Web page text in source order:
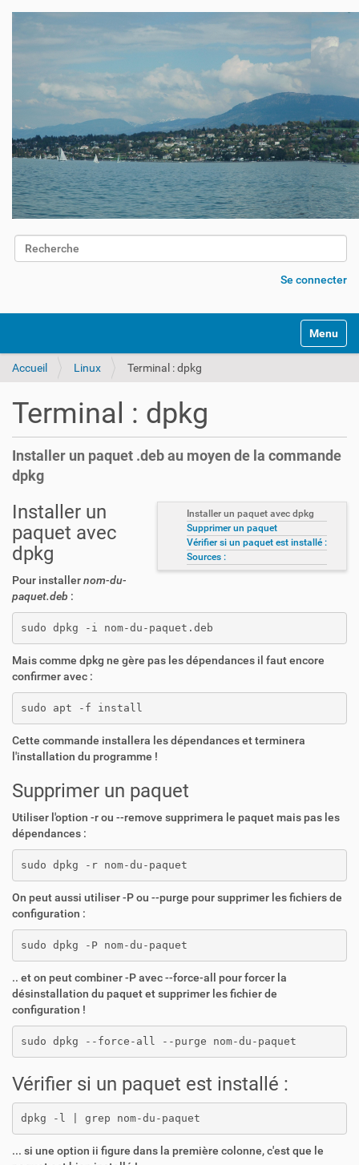
Chercher par
Se connecter
Activer/
Accueil Linux Terminal : dpkg
Terminal : dpkg
Installer un paquet .deb au moyen de la commande
dpkg
Installer un paquet avec dpkg
Supprimer un paquet
Vérifier si un paquet est installé :
Sources :
Installer un
paquet avec
dpkg
Pour installernom-du-
paquet.deb :
sudo dpkg -i nom-du-paquet.deb
Mais comme dpkg ne gère pas les dépendances il faut encore
confirmer avec :
sudo apt -f install
Cette commande installera les dépendances et terminera
l'installation du programme !
Supprimer un paquet
Utiliser l'option -r ou --remove supprimera le paquet mais pas les
dépendances :
sudo dpkg -r nom-du-paquet
On peut aussi utiliser -P ou --purge pour supprimer les fichiers de
configuration :
sudo dpkg -P nom-du-paquet
.. et on peut combiner -P avec --force-all pour forcer la
désinstallation du paquet et supprimer les fichier de
configuration !
sudo dpkg --force-all --purge nom-du-paquet
Vérifier si un paquet est installé :
dpkg -l | grep nom-du-paquet
... si une option ii figure dans la première colonne, c'est que le